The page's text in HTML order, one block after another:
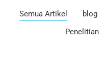
Semua Artikel blog
Penelitian